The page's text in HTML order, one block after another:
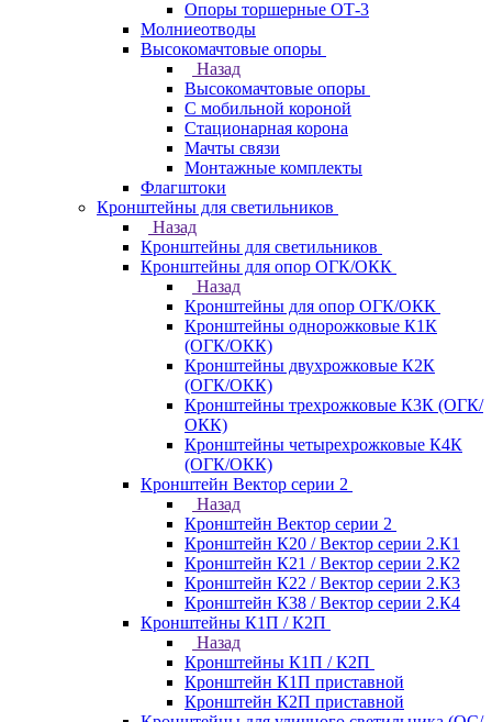
Опоры торшерные ОТ-3
Молниеотводы
Высокомачтовые опоры
Назад
Высокомачтовые опоры
С мобильной короной
Стационарная корона
Мачты связи
Монтажные комплекты
Флагштоки
Кронштейны для светильников
Назад
Кронштейны для светильников
Кронштейны для опор ОГК/ОКК
Назад
Кронштейны для опор ОГК/ОКК
Кронштейны однорожковые К1К
(ОГК/ОКК)
Кронштейны двухрожковые К2К
(ОГК/ОКК)
Кронштейны трехрожковые К3К (ОГК/
ОКК)
Кронштейны четырехрожковые К4К
(ОГК/ОКК)
Кронштейн Вектор серии 2
Назад
Кронштейн Вектор серии 2
Кронштейн К20 / Вектор серии 2.К1
Кронштейн К21 / Вектор серии 2.К2
Кронштейн К22 / Вектор серии 2.К3
Кронштейн К38 / Вектор серии 2.К4
Кронштейны К1П / К2П
Назад
Кронштейны К1П / К2П
Кронштейн К1П приставной
Кронштейн К2П приставной